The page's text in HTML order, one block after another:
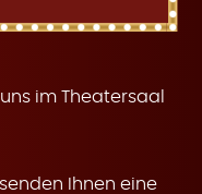
im Theatersaal
Ihnen eine